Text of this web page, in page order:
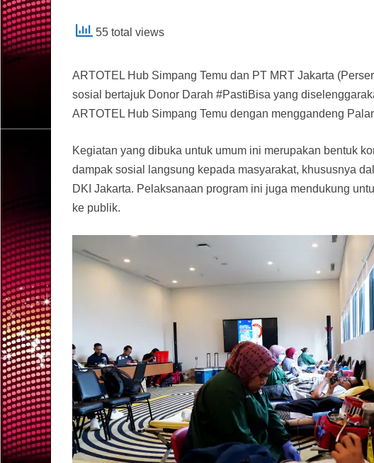
55 total views
ARTOTEL Hub Simpang Temu dan PT MRT Jakarta
sosial bertajuk Donor Darah #PastiBisa yang
ARTOTEL Hub Simpang Temu dengan menggandeng
Kegiatan yang dibuka untuk umum ini merupakan bentuk
dampak sosial langsung kepada masyarakat, khususnya
DKI Jakarta. Pelaksanaan program ini juga mendukung
ke publik.